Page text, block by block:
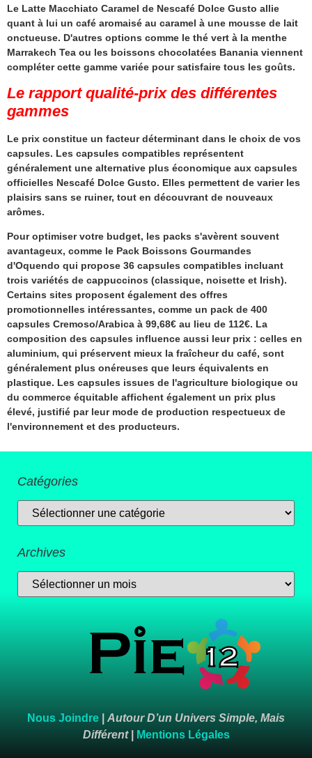
Le Latte Macchiato Caramel de Nescafé Dolce Gusto allie
quant à lui un café aromaisé au caramel à une mousse de lait
onctueuse. D'autres options comme le thé vert à la menthe
Marrakech Tea ou les boissons chocolatées Banania viennent
compléter cette gamme variée pour satisfaire tous les goûts.
Le rapport qualité-prix des différentes
gammes
Le prix constitue un facteur déterminant dans le choix de vos
capsules. Les capsules compatibles représentent
généralement une alternative plus économique aux capsules
officielles Nescafé Dolce Gusto. Elles permettent de varier les
plaisirs sans se ruiner, tout en découvrant de nouveaux
arômes.
Pour optimiser votre budget, les packs s'avèrent souvent
avantageux, comme le Pack Boissons Gourmandes
d'Oquendo qui propose 36 capsules compatibles incluant
trois variétés de cappuccinos (classique, noisette et Irish).
Certains sites proposent également des offres
promotionnelles intéressantes, comme un pack de 400
capsules Cremoso/Arabica à 99,68€ au lieu de 112€. La
composition des capsules influence aussi leur prix : celles en
aluminium, qui préservent mieux la fraîcheur du café, sont
généralement plus onéreuses que leurs équivalents en
plastique. Les capsules issues de l'agriculture biologique ou
du commerce équitable affichent également un prix plus
élevé, justifié par leur mode de production respectueux de
l'environnement et des producteurs.
Catégories
Archives
Nous Joindre
Autour D’un Univers Simple, Mais
Différent| Mentions Légales